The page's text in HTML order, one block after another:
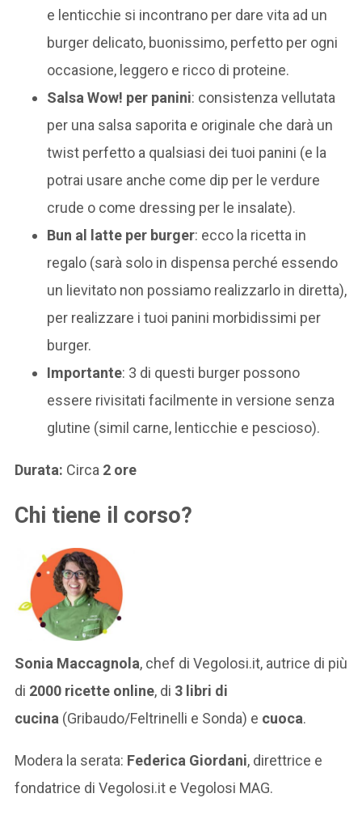
e lenticchie si incontrano per dare vita ad un
burger delicato, buonissimo, perfetto per ogni
occasione, leggero e ricco di proteine.
Salsa Wow! per panini: consistenza vellutata
per una salsa saporita e originale che darà un
twist perfetto a qualsiasi dei tuoi panini (e la
potrai usare anche come dip per le verdure
crude o come dressing per le insalate).
Bun al latte per burger: ecco la ricetta in
regalo (sarà solo in dispensa perché essendo
un lievitato non possiamo realizzarlo in diretta),
per realizzare i tuoi panini morbidissimi per
burger.
Importante: 3 di questi burger possono
essere rivisitati facilmente in versione senza
glutine (simil carne, lenticchie e pescioso).
Durata: Circa 2 ore
Chi tiene il corso?
Sonia Maccagnola, chef di Vegolosi.it, autrice di più
di 2000 ricette online, di 3 libri di
cucina (Gribaudo/Feltrinelli e Sonda) e cuoca.
Modera la serata: Federica Giordani, direttrice e
fondatrice di Vegolosi.it e Vegolosi MAG.